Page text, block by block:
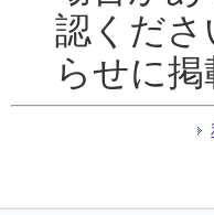
認くだ
らせに掲